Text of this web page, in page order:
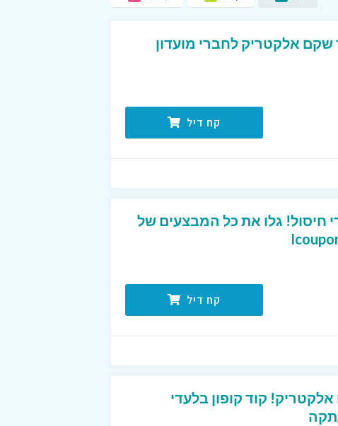
5% באתר שקם אלקטריק לחברי מועדון
קח דיל
חיסול! גלו את כל המבצעים של
קח דיל
קוד קופון בלעדי